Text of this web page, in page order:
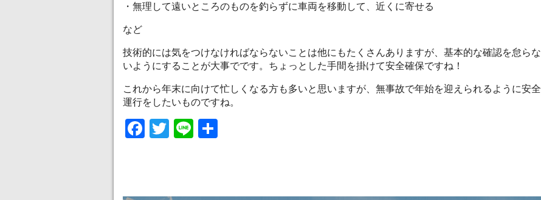
・無理して遠いところのものを釣らずに車両を移動して、近くに寄せる
など
技術的には気をつけなければならないことは他にもたくさんありますが、基本的な確認を怠らな
いようにすることが大事でです。ちょっとした手間を掛けて安全確保ですね！
これから年末に向けて忙しくなる方も多いと思いますが、無事故で年始を迎えられるように安全
運行をしたいものですね。
Facebook
Twitter
Line